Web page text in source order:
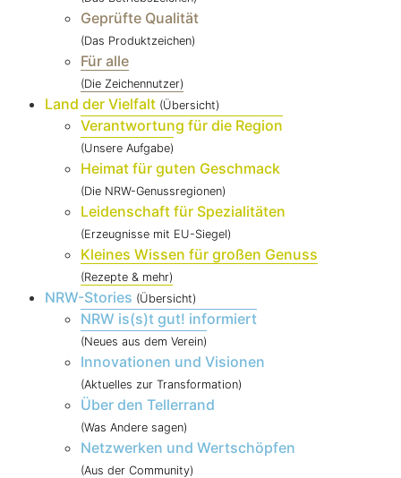
Geprüfte Qualität
(Das Produktzeichen)
Für alle
(Die Zeichennutzer)
Land der Vielfalt (Übersicht)
Verantwortung für die Region
(Unsere Aufgabe)
Heimat für guten Geschmack
(Die NRW-Genussregionen)
Leidenschaft für Spezialitäten
(Erzeugnisse mit EU-Siegel)
Kleines Wissen für großen Genuss
(Rezepte & mehr)
NRW-Stories (Übersicht)
NRW is(s)t gut! informiert
(Neues aus dem Verein)
Innovationen und Visionen
(Aktuelles zur Transformation)
Über den Tellerrand
(Was Andere sagen)
Netzwerken und Wertschöpfen
(Aus der Community)